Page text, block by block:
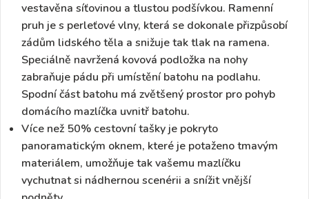
vestavěna síťovinou a tlustou podšívkou. Ramenní
pruh je s perleťové vlny, která se dokonale přizpůsobí
zádům lidského těla a snižuje tak tlak na ramena.
Speciálně navržená kovová podložka na nohy
zabraňuje pádu při umístění batohu na podlahu.
Spodní část batohu má zvětšený prostor pro pohyb
domácího mazlíčka uvnitř batohu.
Více než 50% cestovní tašky je pokryto
panoramatickým oknem, které je potaženo tmavým
materiálem, umožňuje tak vašemu mazlíčku
vychutnat si nádhernou scenérii a snížit vnější